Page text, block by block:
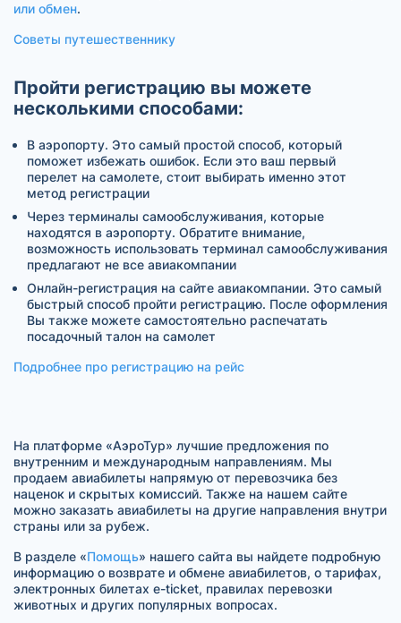
или обмен.
Советы путешественнику
Пройти регистрацию вы можете
несколькими способами:
В аэропорту. Это самый простой способ, который
поможет избежать ошибок. Если это ваш первый
перелет на самолете, стоит выбирать именно этот
метод регистрации
Через терминалы самообслуживания, которые
находятся в аэропорту. Обратите внимание,
возможность использовать терминал самообслуживания
предлагают не все авиакомпании
Онлайн-регистрация на сайте авиакомпании. Это самый
быстрый способ пройти регистрацию. После оформления
Вы также можете самостоятельно распечатать
посадочный талон на самолет
Подробнее про регистрацию на рейс
На платформе «АэроТур» лучшие предложения по
внутренним и международным направлениям. Мы
продаем авиабилеты напрямую от перевозчика без
наценок и скрытых комиссий. Также на нашем сайте
можно заказать авиабилеты на другие направления внутри
страны или за рубеж.
В разделе «Помощь» нашего сайта вы найдете подробную
информацию о возврате и обмене авиабилетов, о тарифах,
электронных билетах e-ticket, правилах перевозки
животных и других популярных вопросах.